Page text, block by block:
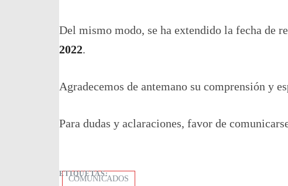
Del mismo modo, se ha extendido la fecha de
2022.
Agradecemos de antemano su comprensión y
Para dudas y aclaraciones, favor de
ETIQUETAS:
COMUNICADOS